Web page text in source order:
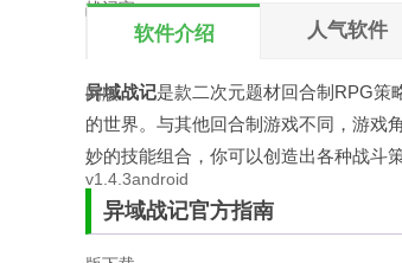
软件介绍 人气软件
异域战记是款二次元题材回合制RPG策
的世界。与其他回合制游戏不同，游戏
妙的技能组合，你可以创造出各种战斗
异域战记官方指南